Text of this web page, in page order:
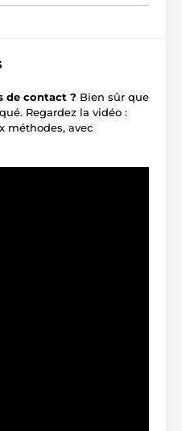
de contact ? Bien sûr que
Regardez la vidéo :
méthodes, avec